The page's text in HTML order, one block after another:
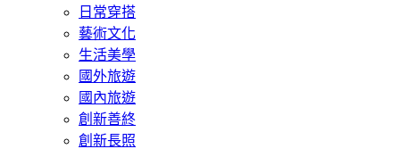
日常穿搭
藝術文化
生活美學
國外旅遊
國內旅遊
創新善終
創新長照